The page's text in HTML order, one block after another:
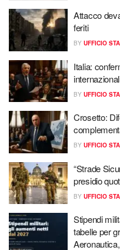
Attacco
feriti
BY UFFICIO
Italia:
BY UFFICIO
Crosetto:
BY UFFICIO
“Strade
presidio
BY UFFICIO
Stipendi
tabelle per